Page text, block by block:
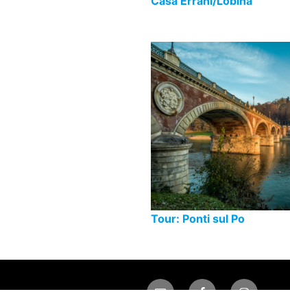
Tour: Ponti sul Po
Email FacebookInstagram